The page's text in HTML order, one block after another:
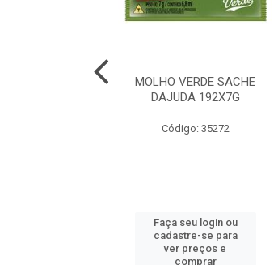
MOLHO VERDE SACHE
DAJUDA 192X7G
Código: 35272
Faça seu login ou
cadastre-se para
ver preços e
comprar